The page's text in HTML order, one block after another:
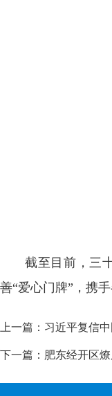
截至目前，三
善“爱心门牌”，携
上一篇： 习近平复信
下一篇： 肥东经开区